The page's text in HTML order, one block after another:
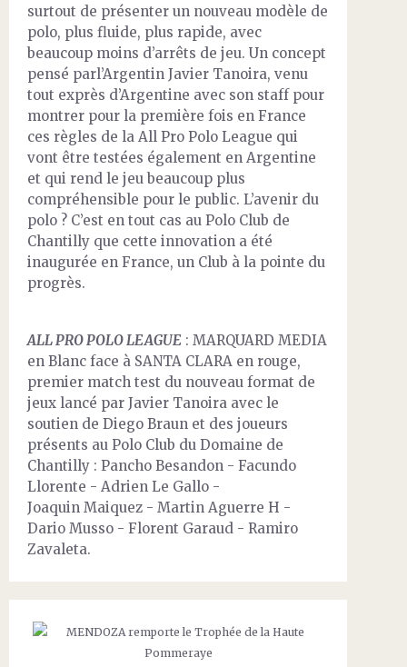
surtout de présenter un nouveau modèle de
polo, plus fluide, plus rapide, avec
beaucoup moins d’arrêts de jeu. Un concept
pensé parl’Argentin Javier Tanoira, venu
tout exprès d’Argentine avec son staff pour
montrer pour la première fois en France
ces règles de la All Pro Polo League qui
vont être testées également en Argentine
et qui rend le jeu beaucoup plus
compréhensible pour le public. L’avenir du
polo ? C’est en tout cas au Polo Club de
Chantilly que cette innovation a été
inaugurée en France, un Club à la pointe du
progrès.
ALL PRO POLO LEAGUE : MARQUARD MEDIA
en Blanc face à SANTA CLARA en rouge,
premier match test du nouveau format de
jeux lancé par Javier Tanoira avec le
soutien de Diego Braun et des joueurs
présents au Polo Club du Domaine de
Chantilly : Pancho Besandon - Facundo
Llorente - Adrien Le Gallo -
Joaquin Maiquez - Martin Aguerre H -
Dario Musso - Florent Garaud - Ramiro
Zavaleta.